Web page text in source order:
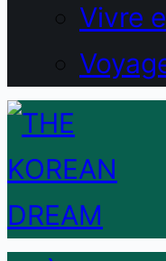
Vivre